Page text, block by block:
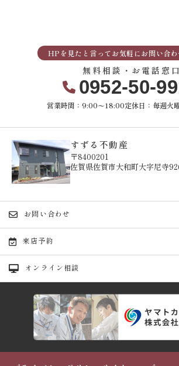
HPを見たと言ってお気軽にお問い合
無料相談・お電話窓口
0952-50-
営業時間：9:00〜18:00定休日：毎週火
すずる不動産
〒8400201
佐賀県佐賀市大和町大字尼寺
お問い合わせ
来店予約
オンライン相談